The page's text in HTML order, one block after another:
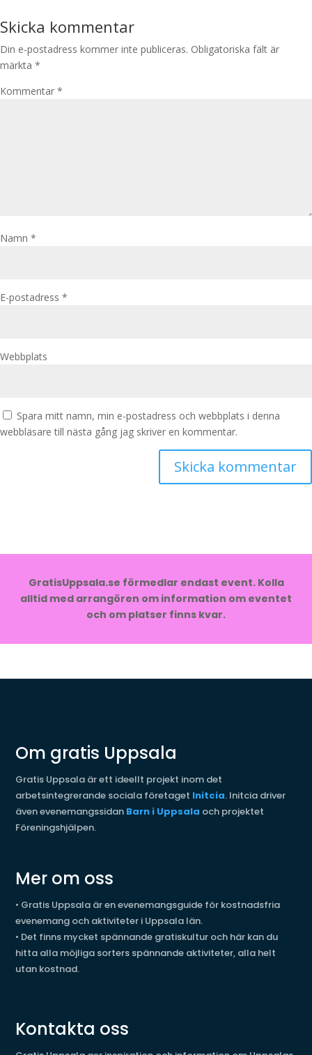
Skicka kommentar
Din e-postadress kommer inte publiceras. Obligatoriska fält är
märkta *
Kommentar *
Namn *
E-postadress *
Webbplats
Spara mitt namn, min e-postadress och webbplats i denna
webbläsare till nästa gång jag skriver en kommentar.
GratisUppsala.se förmedlar endast event. Kolla
alltid med arrangören om information om eventet
och om platser finns kvar.
Om gratis Uppsala
Gratis Uppsala är ett ideellt projekt inom det
arbetsintegrerande sociala företaget Initcia. Initcia driver
även evenemangssidan Barn i Uppsala och projektet
Föreningshjälpen.
Mer om oss
• Gratis Uppsala är en evenemangsguide för kostnadsfria
evenemang och aktiviteter i Uppsala län.
• Det finns mycket spännande gratiskultur och här kan du
hitta alla möjliga sorters spännande aktiviteter, alla helt
utan kostnad.
Kontakta oss